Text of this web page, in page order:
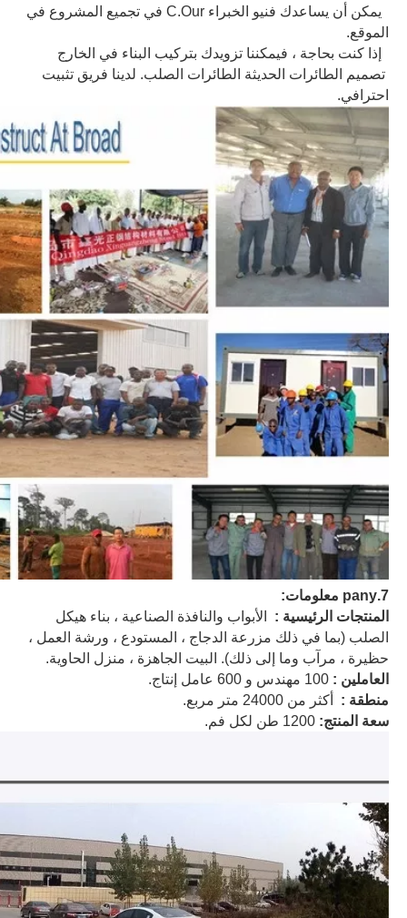
يمكن أن يساعدك فنيو الخبراء C.Our في تجميع المشروع في
الموقع.
إذا كنت بحاجة ، فيمكننا تزويدك بتركيب البناء في الخارج
تصميم الطائرات الحديثة الطائرات الصلب. لدينا فريق تثبيت
احترافي.
7.pany معلومات:
المنتجات الرئيسية : الأبواب والنافذة الصناعية ، بناء هيكل
الصلب (بما في ذلك مزرعة الدجاج ، المستودع ، ورشة العمل ،
حظيرة ، مرآب وما إلى ذلك). البيت الجاهزة ، منزل الحاوية.
العاملين : 100 مهندس و 600 عامل إنتاج.
منطقة : أكثر من 24000 متر مربع.
سعة المنتج: 1200 طن لكل فم.